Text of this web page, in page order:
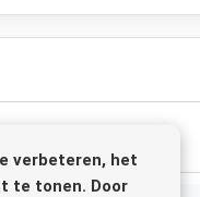
verbeteren, het
te tonen. Door